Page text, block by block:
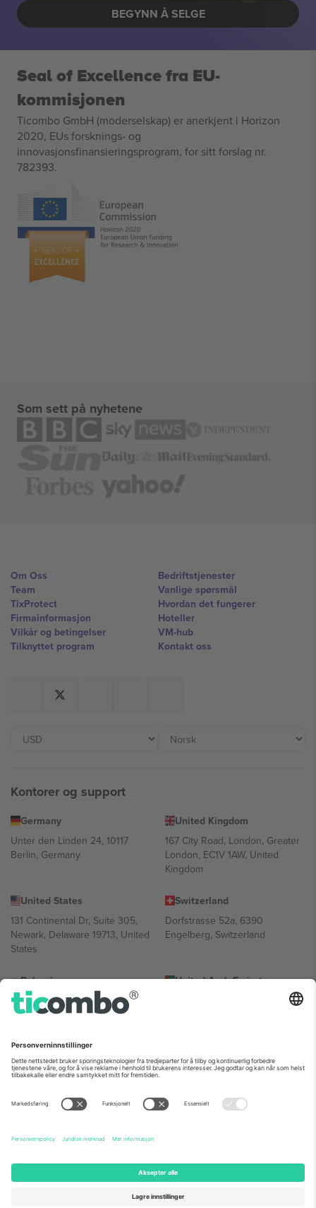
BEGYNN Å SELGE
Seal of Excellence fra EU-
kommisjonen
Ticombo GmbH (moderselskap) er anerkjent i Horizon
2020, EUs forsknings- og
innovasjonsfinansieringsprogram, for sitt forslag nr.
782393.
Som sett på nyhetene
Om Oss
Team
TixProtect
Firmainformasjon
Vilkår og betingelser
Tilknyttet program
Bedriftstjenester
Vanlige spørsmål
Hvordan det fungerer
Hoteller
VM-hub
Kontakt oss
Kontorer og support
Germany
Unter den Linden 24, 10117
Berlin, Germany
United Kingdom
167 City Road, London, Greater
London, EC1V 1AW, United
Kingdom
United States
131 Continental Dr, Suite 305,
Newark, Delaware 19713, United
States
Switzerland
Dorfstrasse 52a, 6390
Engelberg, Switzerland
Bulgaria
Regus Sofia City West, bul
Totleben 53-55, 1606 Sofia,
United Arab Emirates
UAE Dubai Silicon Oasis, DDP
Mexico
Av Chapultepec 360, Roma
Norte, Cuauhtémoc, 06700
Ciudad de México, CDMX,
sted, begivenhet og/eller domene. For detaljer, sjekk spesifikke
arrangementsside, forlag og vilkår.,Firmainformasjon
2026 Ticombo. Alle rettigheter reservert.